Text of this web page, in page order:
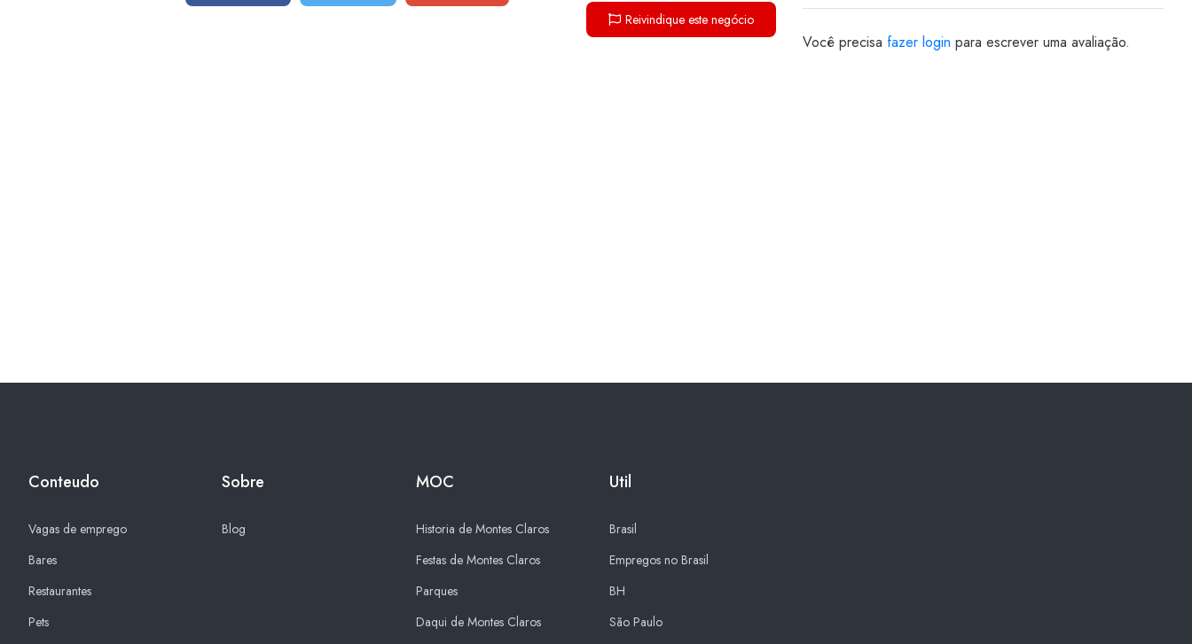
Reivindique este negócio
Você precisa fazer login para escrever uma avaliação.
Conteudo
Vagas de emprego
Bares
Restaurantes
Pets
Sobre
Blog
MOC
Historia de Montes Claros
Festas de Montes Claros
Parques
Daqui de Montes Claros
Util
Brasil
Empregos no Brasil
BH
São Paulo